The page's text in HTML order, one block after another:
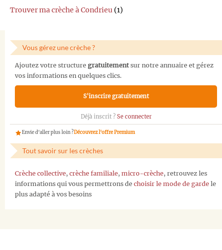
Trouver ma crèche à Condrieu (1)
Vous gérez une crèche ?
Ajoutez votre structure gratuitementsur notre annuaire et gérez
vos informations en quelques clics.
S'inscrire gratuitement
Déjà inscrit ? Se connecter
Envie d'aller plus loin ?Découvrez l'offre Premium
Tout savoir sur les crèches
Crèche collective, crèche familiale, micro-crèche, retrouvez les
informations qui vous permettrons de choisir le mode de garde le
plus adapté à vos besoins